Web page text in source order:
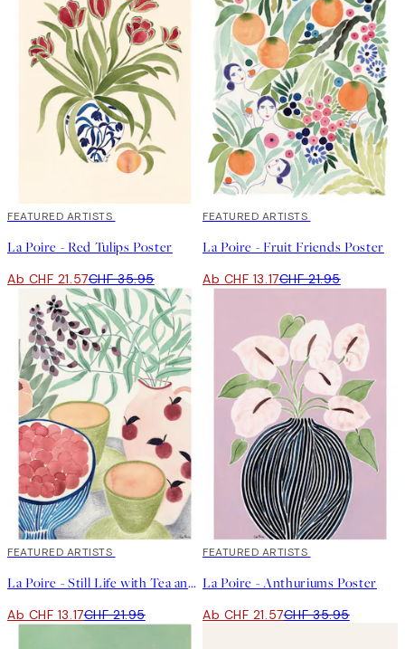
40%*
FEATURED ARTISTS
La Poire - Red Tulips Poster
Ab CHF 21.57CHF 35.95
40%*
FEATURED ARTISTS
La Poire - Fruit Friends Poster
Ab CHF 13.17CHF 21.95
40%*
FEATURED ARTISTS
La Poire - Still Life with Tea and Grapes Poster
Ab CHF 13.17CHF 21.95
40%*
FEATURED ARTISTS
La Poire - Anthuriums Poster
Ab CHF 21.57CHF 35.95